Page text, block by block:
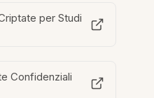
per Studi
Confidenziali